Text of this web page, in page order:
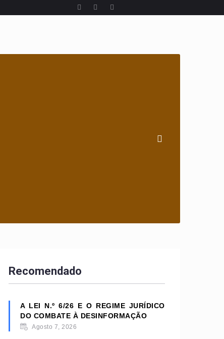
Recomendado
A LEI N.º 6/26 E O REGIME JURÍDICO
DO COMBATE À DESINFORMAÇÃO
Agosto 7, 2026